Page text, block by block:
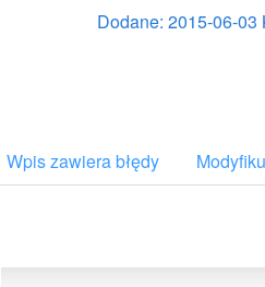
Dodane: 2015-06-03
Wpis zawiera błędy